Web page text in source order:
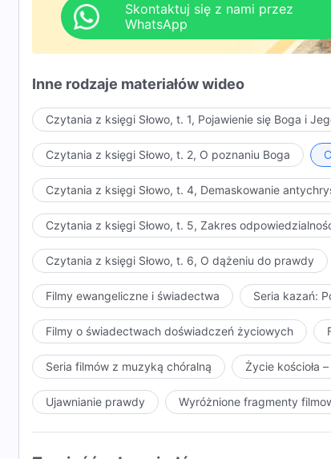
Skontaktuj się z nami przez
WhatsApp
Inne rodzaje materiałów wideo
Czytania z księgi Słowo, t. 1, Pojawienie się Boga i
Czytania z księgi Słowo, t. 2, O poznaniu Boga
Czytania z księgi Słowo, t. 4, Demaskowanie
Czytania z księgi Słowo, t. 5, Zakres
Czytania z księgi Słowo, t. 6, O dążeniu do prawdy
Filmy ewangeliczne i świadectwa Seria kazań:
Filmy o świadectwach doświadczeń życiowych
Seria filmów z muzyką chóralną Życie kościoła
Ujawnianie prawdy Wyróżnione fragmenty